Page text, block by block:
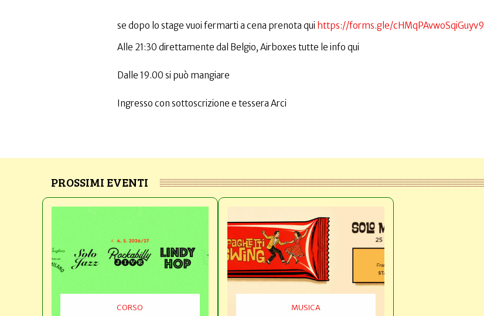
se dopo lo stage vuoi fermarti a cena prenota qui https://forms.gle/cHMqPAvwoSqiGuyv9
Alle 21:30 direttamente dal Belgio, Airboxes tutte le info qui
Dalle 19.00 si può mangiare
Ingresso con sottoscrizione e tessera Arci
PROSSIMI EVENTI
CORSO MUSICA